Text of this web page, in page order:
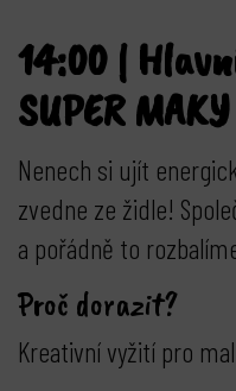
14:00 |
SUPER MAKY
Nenech si ujít
zvedne ze židle!
a pořádně to
Proč dorazit?
Kreativní vyžití pro